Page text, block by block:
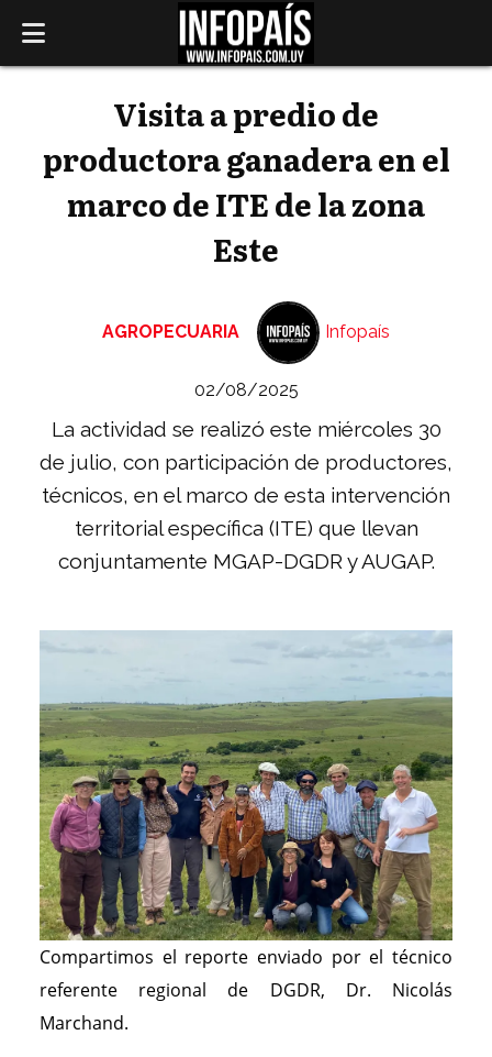
Visita a predio de
productora ganadera en el
marco de ITE de la zona
Este
La actividad se realizó este miércoles 30
de julio, con participación de productores,
técnicos, en el marco de esta intervención
territorial específica (ITE) que llevan
conjuntamente MGAP-DGDR y AUGAP.
AGROPECUARIA
02/08/2025
Infopaís
Compartimos el reporte enviado por el técnico
referente regional de DGDR, Dr. Nicolás
Marchand.